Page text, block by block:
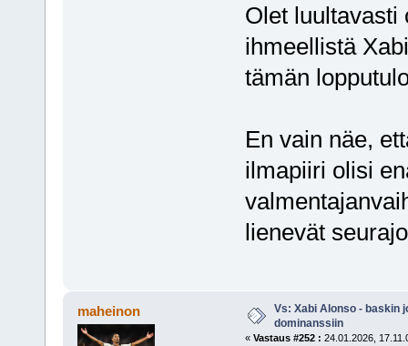
Olet luultavasti
ihmeellistä
tämän
En vain näe,
ilmapiiri olisi
lienevät
maheinon
Vs: Xabi Alonso - baskin
dominanssiin
« Vastaus #252 : 24.01.2026,